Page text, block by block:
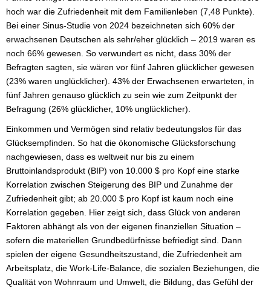
hoch war die Zufriedenheit mit dem Familienleben (7,48 Punkte).
Bei einer Sinus-Studie von 2024 bezeichneten sich 60% der
erwachsenen Deutschen als sehr/eher glücklich – 2019 waren es
noch 66% gewesen. So verwundert es nicht, dass 30% der
Befragten sagten, sie wären vor fünf Jahren glücklicher gewesen
(23% waren unglücklicher). 43% der Erwachsenen erwarteten, in
fünf Jahren genauso glücklich zu sein wie zum Zeitpunkt der
Befragung (26% glücklicher, 10% unglücklicher).
Einkommen und Vermögen sind relativ bedeutungslos für das
Glücksempfinden. So hat die ökonomische Glücksforschung
nachgewiesen, dass es weltweit nur bis zu einem
Bruttoinlandsprodukt (BIP) von 10.000 $ pro Kopf eine starke
Korrelation zwischen Steigerung des BIP und Zunahme der
Zufriedenheit gibt; ab 20.000 $ pro Kopf ist kaum noch eine
Korrelation gegeben. Hier zeigt sich, dass Glück von anderen
Faktoren abhängt als von der eigenen finanziellen Situation –
sofern die materiellen Grundbedürfnisse befriedigt sind. Dann
spielen der eigene Gesundheitszustand, die Zufriedenheit am
Arbeitsplatz, die Work-Life-Balance, die sozialen Beziehungen, die
Qualität von Wohnraum und Umwelt, die Bildung, das Gefühl der